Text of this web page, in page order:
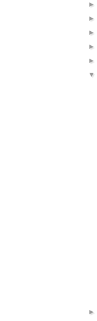
►
►
►
►
►
▼
►